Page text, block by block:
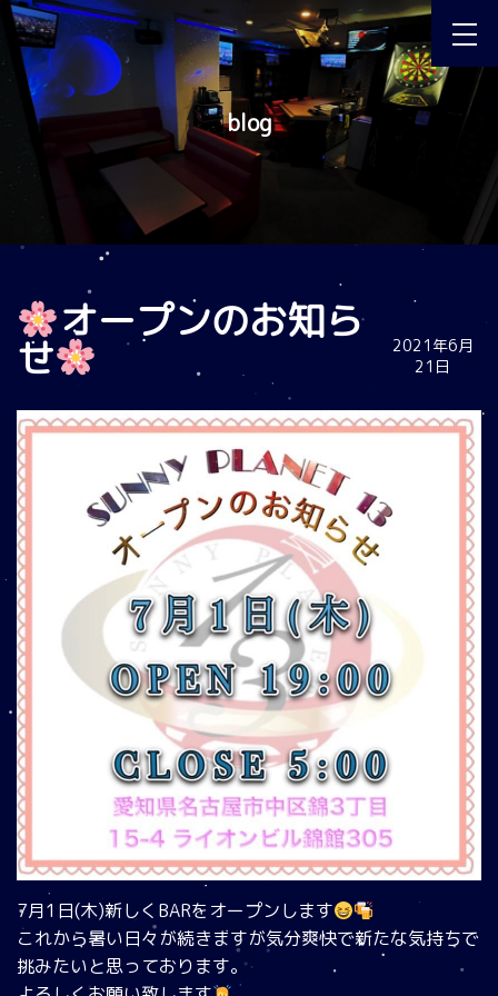
blog
オープンのお知ら
せ
2021年6月
21日
7月1日(木)新しくBARをオープンします
これから暑い日々が続きますが気分爽快で新たな気持ちで
挑みたいと思っております。